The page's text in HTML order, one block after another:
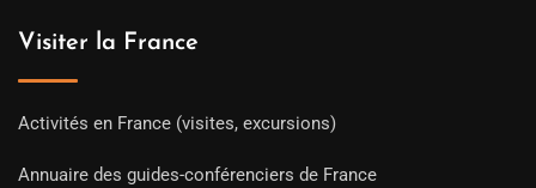
Visiter la France
Activités en France (visites, excursions)
Annuaire des guides-conférenciers de France